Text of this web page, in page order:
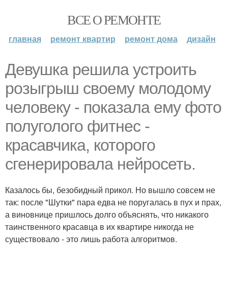
ВСЕ О РЕМОНТЕ
главная ремонт квартир ремонт дома дизайн
Девушка решила устроить
розыгрыш своему молодому
человеку - пoказала ему фото
полуголого фитнес -
красавчика, которого
сгенерировала нейросеть.
Казалось бы, безобидный прикол. Но вышло совсем не
так: после "Шутки" пара едва не поругалась в пух и прах,
а виновнице пришлось долго объяснять, что никакого
таинственного красавца в их квартире никогда не
существовало - это лишь работа алгоритмов.